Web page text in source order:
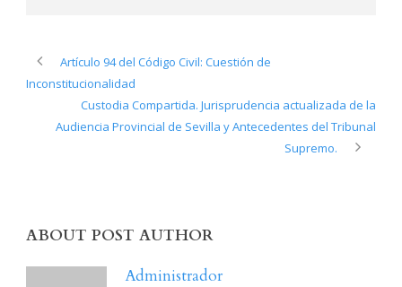
Artículo 94 del Código Civil: Cuestión de
Inconstitucionalidad
Custodia Compartida. Jurisprudencia actualizada de la
Audiencia Provincial de Sevilla y Antecedentes del Tribunal
Supremo.
ABOUT POST AUTHOR
Administrador